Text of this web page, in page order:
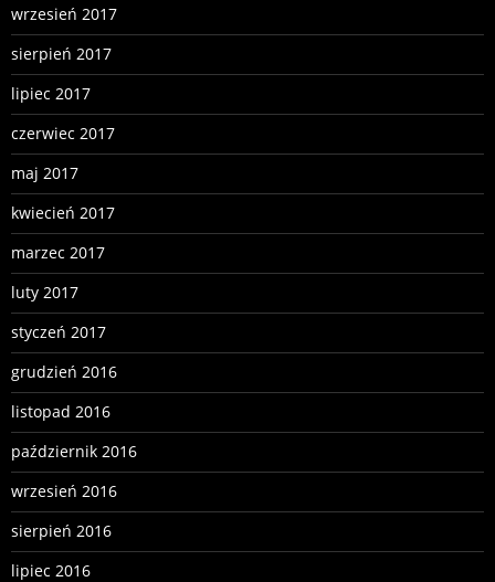
wrzesień 2017
sierpień 2017
lipiec 2017
czerwiec 2017
maj 2017
kwiecień 2017
marzec 2017
luty 2017
styczeń 2017
grudzień 2016
listopad 2016
październik 2016
wrzesień 2016
sierpień 2016
lipiec 2016